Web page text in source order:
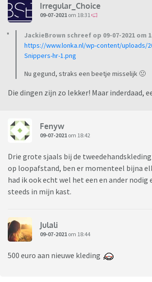
Irregular_Choice
09-07-2021 om 18:31
JackieBrown schreef op 09-07-2021 om
https://www.lonka.nl/wp-content/uploads/
Snippers-hr-1.png
Nu gegund, straks een beetje misselijk 🤢
Die dingen zijn zo lekker! Maar inderdaad,
Fenyw
09-07-2021 om 18:42
Drie grote sjaals bij de
op loopafstand, ben er momenteel bijna
had ik ook echt wel het een en ander nodig
steeds in mijn kast.
Julali
09-07-2021 om 18:44
500 euro aan nieuwe kleding